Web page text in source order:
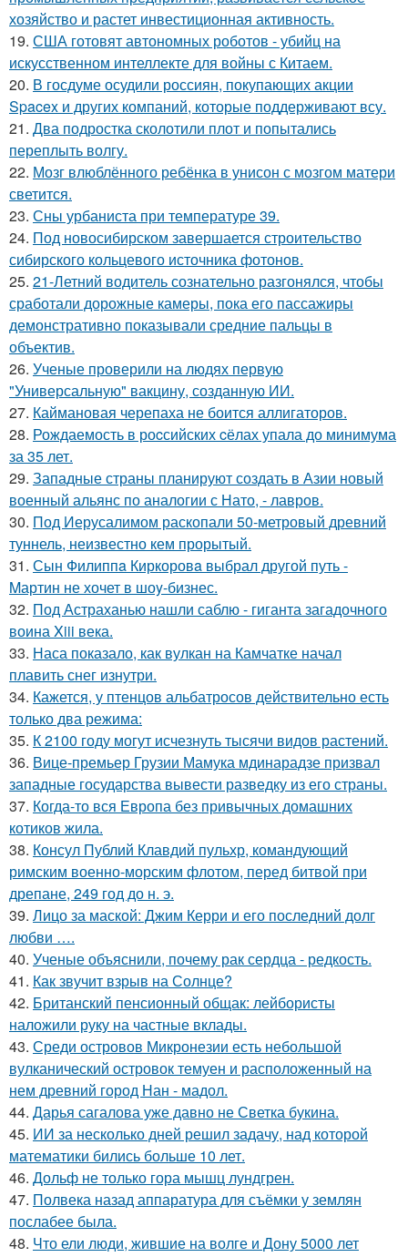
хозяйство и растет инвестиционная активность.
19. США готовят автономных роботов - убийц на
искусственном интеллекте для войны с Китаем.
20. В госдуме осудили россиян, покупающих акции
Spacex и других компаний, которые поддерживают всу.
21. Два подростка сколотили плот и попытались
переплыть волгу.
22. Мозг влюблённого ребёнка в унисон с мозгом матери
светится.
23. Сны урбаниста при температуре 39.
24. Под новосибирском завершается строительство
сибирского кольцевого источника фотонов.
25. 21-Летний водитель сознательно разгонялся, чтобы
сработали дорожные камеры, пока его пассажиры
демонстративно показывали средние пальцы в
объектив.
26. Ученые проверили на людях первую
"Универсальную" вакцину, созданную ИИ.
27. Каймановая черепаха не боится аллигаторов.
28. Рождаемость в роcсийских cёлах упала до минимума
за 35 лет.
29. Западные страны планируют создать в Азии новый
военный альянс по аналогии с Нато, - лавров.
30. Под Иерусалимом раскопали 50-метровый древний
туннель, неизвестно кем прорытый.
31. Сын Филиппa Киркоровa выбрал другой путь -
Mартин не хочет в шоy-бизнес.
32. Под Астраханью нашли саблю - гиганта загадочного
воина Xiii века.
33. Наса показало, как вулкан на Камчатке начал
плавить снег изнутри.
34. Кажется, у птенцов альбатросов действительно есть
только два режима:
35. К 2100 году могут исчезнуть тысячи видов растений.
36. Вице-премьер Грузии Мамука мдинарадзе призвал
западные государства вывести разведку из его страны.
37. Когда-то вся Европа без привычных домашних
котиков жила.
38. Консул Публий Клавдий пульхр, командующий
римским военно-морским флотом, перед битвой при
дрепане, 249 год до н. э.
39. Лицо за маской: Джим Керри и его последний долг
любви ….
40. Ученые объяснили, почему рак сердца - редкость.
41. Как звучит взрыв на Солнце?
42. Британский пенсионный общак: лейбористы
наложили руку на частные вклады.
43. Среди островов Микронезии есть небольшой
вулканический островок темуен и расположенный на
нем древний город Нан - мадол.
44. Дарья сагалова уже давно не Светка букина.
45. ИИ за несколько дней решил задачу, над которой
математики бились больше 10 лет.
46. Дольф не только гора мышц лундгрен.
47. Полвека назад аппаратура для съёмки у землян
послабее была.
48. Что ели люди, жившие на волге и Дону 5000 лет